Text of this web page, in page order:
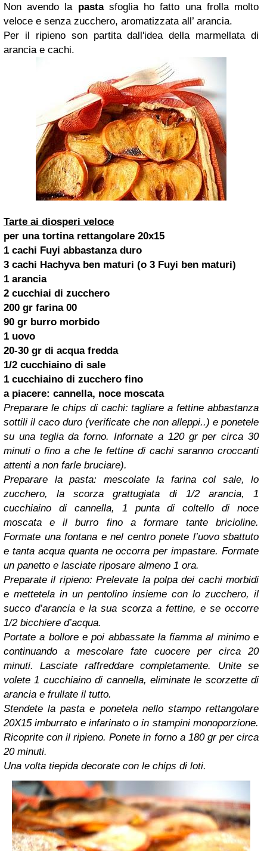
Non avendo la pastasfoglia ho fatto una frolla molto
veloce e senza zucchero, aromatizzata all’ arancia.
Per il ripieno son partita dall'idea della marmellata di
arancia e cachi.
Tarte ai diosperi veloce
per una tortina rettangolare 20x15
1 cachi Fuyi abbastanza duro
3 cachi Hachyva ben maturi (o 3 Fuyi ben maturi)
1 arancia
2 cucchiai di zucchero
200 gr farina 00
90 gr burro morbido
1 uovo
20-30 gr di acqua fredda
1/2 cucchiaino di sale
1 cucchiaino di zucchero fino
a piacere: cannella, noce moscata
Preparare le chips di cachi: tagliare a fettine abbastanza
sottili il caco duro (verificate che non alleppi..) e ponetele
su una teglia da forno. Infornate a 120 gr per circa 30
minuti o fino a che le fettine di cachi saranno croccanti
attenti a non farle bruciare).
Preparare la pasta: mescolate la farina col sale, lo
zucchero, la scorza grattugiata di 1/2 arancia, 1
cucchiaino di cannella, 1 punta di coltello di noce
moscata e il burro fino a formare tante bricioline.
Formate una fontana e nel centro ponete l’uovo sbattuto
e tanta acqua quanta ne occorra per impastare. Formate
un panetto e lasciate riposare almeno 1 ora.
Preparate il ripieno: Prelevate la polpa dei cachi morbidi
e mettetela in un pentolino insieme con lo zucchero, il
succo d’arancia e la sua scorza a fettine, e se occorre
1/2 bicchiere d’acqua.
Portate a bollore e poi abbassate la fiamma al minimo e
continuando a mescolare fate cuocere per circa 20
minuti. Lasciate raffreddare completamente. Unite se
volete 1 cucchiaino di cannella, eliminate le scorzette di
arancia e frullate il tutto.
Stendete la pasta e ponetela nello stampo rettangolare
20X15 imburrato e infarinato o in stampini monoporzione.
Ricoprite con il ripieno. Ponete in forno a 180 gr per circa
20 minuti.
Una volta tiepida decorate con le chips di loti.